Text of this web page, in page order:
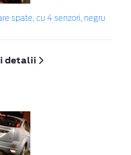
spate, cu 4 senzori, negru
detalii